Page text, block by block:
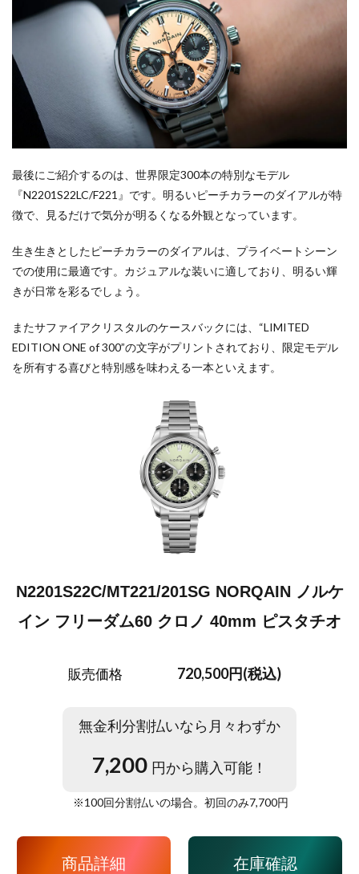
最後にご紹介するのは、世界限定300本の特別なモデル
『N2201S22LC/F221』です。明るいピーチカラーのダイアルが特
徴で、見るだけで気分が明るくなる外観となっています。
生き生きとしたピーチカラーのダイアルは、プライベートシーン
での使用に最適です。カジュアルな装いに適しており、明るい輝
きが日常を彩るでしょう。
またサファイアクリスタルのケースバックには、“LIMITED
EDITION ONE of 300”の文字がプリントされており、限定モデル
を所有する喜びと特別感を味わえる一本といえます。
N2201S22C/MT221/201SG NORQAIN ノルケ
イン フリーダム60 クロノ 40mm ピスタチオ
販売価格 720,500円(税込)
無金利分割払いなら月々わずか
7,200 円から購入可能！
※100回分割払いの場合。初回のみ7,700円
商品詳細 在庫確認